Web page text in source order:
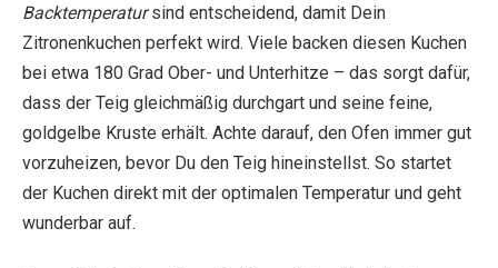
Backtemperatursind entscheidend, damit Dein
Zitronenkuchen perfekt wird. Viele backen diesen Kuchen
bei etwa 180 Grad Ober- und Unterhitze – das sorgt dafür,
dass der Teig gleichmäßig durchgart und seine feine,
goldgelbe Kruste erhält. Achte darauf, den Ofen immer gut
vorzuheizen, bevor Du den Teig hineinstellst. So startet
der Kuchen direkt mit der optimalen Temperatur und geht
wunderbar auf.